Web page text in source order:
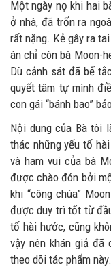
Một ngày nọ khi hai
ở nhà, đã trốn ra
rất nặng. Kẻ gây ra
án chỉ còn bà Moon-
Dù cảnh sát đã bế
quyết tâm tự mình
con gái “bánh bao”
Nội dung của Bà tôi
thác những yếu tố
và ham vui của bà
được chào đón bởi
khi “công chúa”
được duy trì tốt từ
tố hài hước, cũng
vậy nên khán giả đã
theo dõi tác phẩm này.